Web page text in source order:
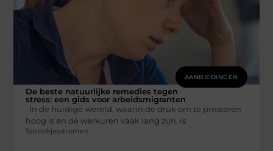
AANBIEDINGEN
De beste natuurlijke remedies tegen
stress: een gids voor arbeidsmigranten
In de huidige wereld, waarin de druk om te presteren
hoog is en de werkuren vaak lang zijn, is
Sprookjesdromen